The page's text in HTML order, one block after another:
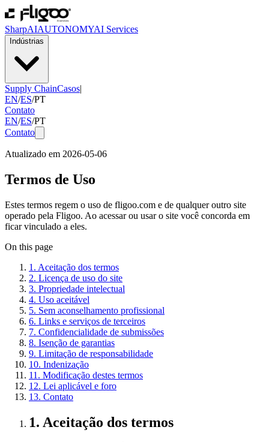
SharpAIAUTONOMYAI Services
Indústrias
Supply ChainCasos|
EN/ES/PT
Contato
EN/ES/PT
Contato
Atualizado em 2026-05-06
Termos de Uso
Estes termos regem o uso de fligoo.com e de qualquer outro site
operado pela Fligoo. Ao acessar ou usar o site você concorda em
ficar vinculado a eles.
On this page
1. Aceitação dos termos
2. Licença de uso do site
3. Propriedade intelectual
4. Uso aceitável
5. Sem aconselhamento profissional
6. Links e serviços de terceiros
7. Confidencialidade de submissões
8. Isenção de garantias
9. Limitação de responsabilidade
10. Indenização
11. Modificação destes termos
12. Lei aplicável e foro
13. Contato
1. Aceitação dos termos